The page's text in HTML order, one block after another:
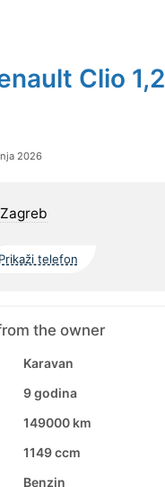
Clio 1,2
2026
telefon
the owner
Karavan
9 godina
149000 km
1149 ccm
Benzin